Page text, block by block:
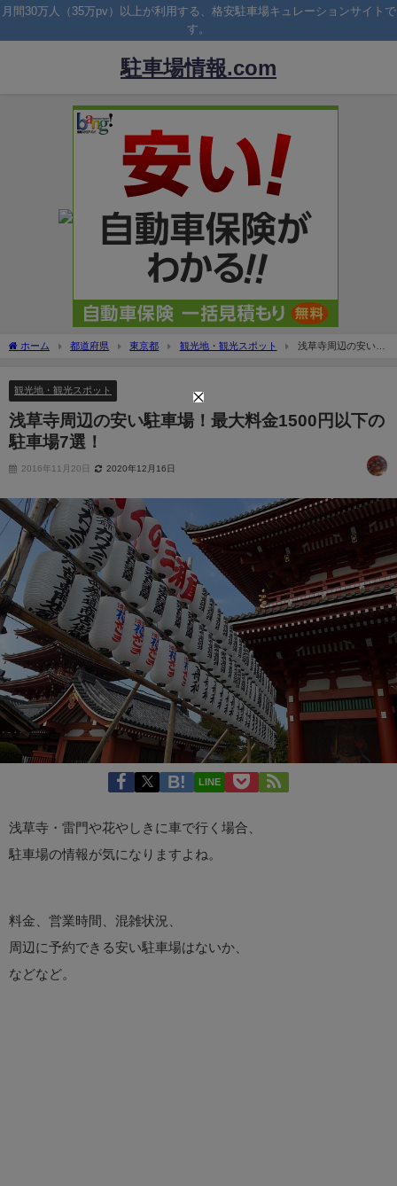
月間30万人（35万pv）以上が利用する、格安駐車場キュレーションサイトで
す。
駐車場情報.com
ホーム 都道府県 東京都 観光地・観光スポット
浅草寺周辺の安い駐
観光地・観光スポット
浅草寺周辺の安い駐車場！最大料金1500円以下の
駐車場7選！
2016年11月20日 2020年12月16日
LINE
浅草寺・雷門や花やしきに車で行く場合、
駐車場の情報が気になりますよね。
料金、営業時間、混雑状況、
周辺に予約できる安い駐車場はないか、
などなど。